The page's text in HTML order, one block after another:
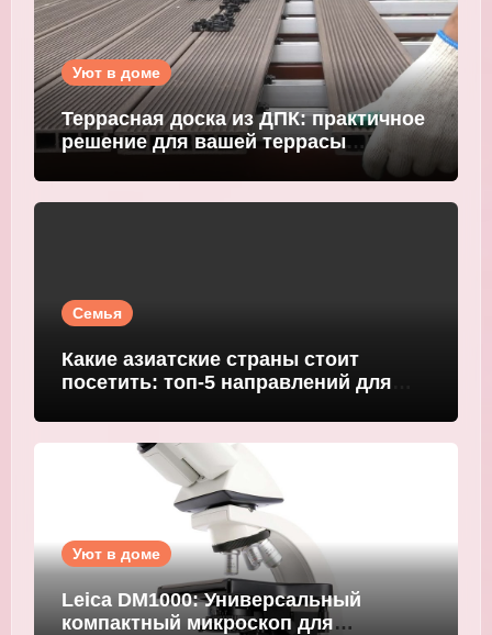
Уют в доме
Террасная доска из ДПК: практичное
решение для вашей террасы
Семья
Какие азиатские страны стоит
посетить: топ-5 направлений для
Уют в доме
Leica DM1000: Универсальный
компактный микроскоп для